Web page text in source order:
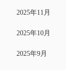
2025年11月
2025年10月
2025年9月